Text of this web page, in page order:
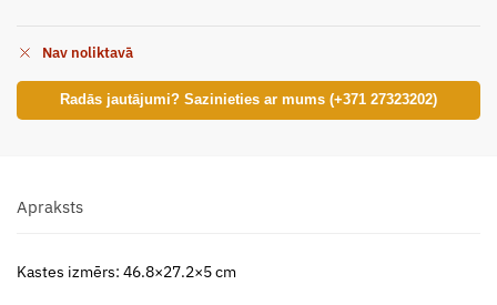
Nav noliktavā
Radās jautājumi? Sazinieties ar mums (+371 27323202)
Apraksts
Kastes izmērs: 46.8×27.2×5 cm